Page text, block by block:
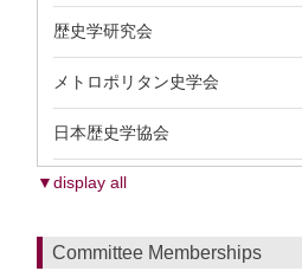
歴史学研究会
メトロポリタン史学会
日本歴史学協会
▼display all
Committee Memberships